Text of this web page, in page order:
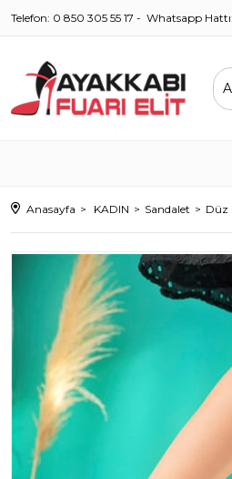
Telefon: 0 850 305 55 17 - Whatsapp
Anasayfa KADIN Sandalet Düz